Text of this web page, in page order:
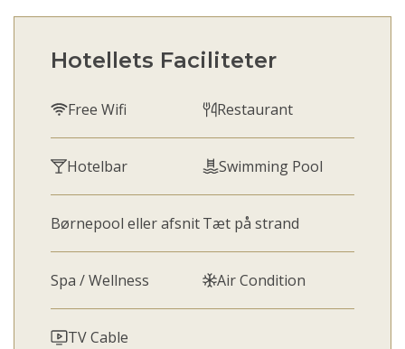
Hotellets Faciliteter
Free Wifi Restaurant
Hotelbar Swimming Pool
Børnepool eller afsnitTæt på strand
Spa / Wellness Air Condition
TV Cable